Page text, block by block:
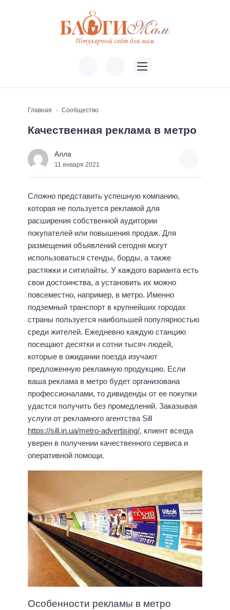
Главная Сообщество
Качественная реклама в метро
Алла
11 января 2021
Сложно представить успешную компанию,
которая не пользуется рекламой для
расширения собственной аудитории
покупателей или повышения продаж. Для
размещения объявлений сегодня могут
использоваться стенды, борды, а также
растяжки и ситилайты. У каждого варианта есть
свои достоинства, а установить их можно
повсеместно, например, в метро. Именно
подземный транспорт в крупнейших городах
страны пользуется наибольшей популярностью
среди жителей. Ежедневно каждую станцию
посещают десятки и сотни тысяч людей,
которые в ожидании поезда изучают
предложенную рекламную продукцию. Если
ваша реклама в метро будет организована
профессионалами, то дивиденды от ее покупки
удастся получить без промедлений. Заказывая
услуги от рекламного агентства Sill
https://sill.in.ua/metro-advertising/, клиент всегда
уверен в получении качественного сервиса и
оперативной помощи.
Особенности рекламы в метро